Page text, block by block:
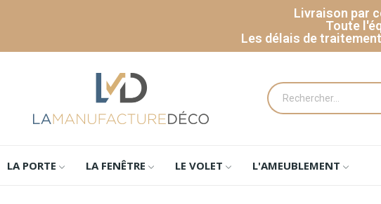
Livraison par
Toute
Les délais de
LA PORTE LA FENÊTRE LE VOLET L'AMEUBLEMENT